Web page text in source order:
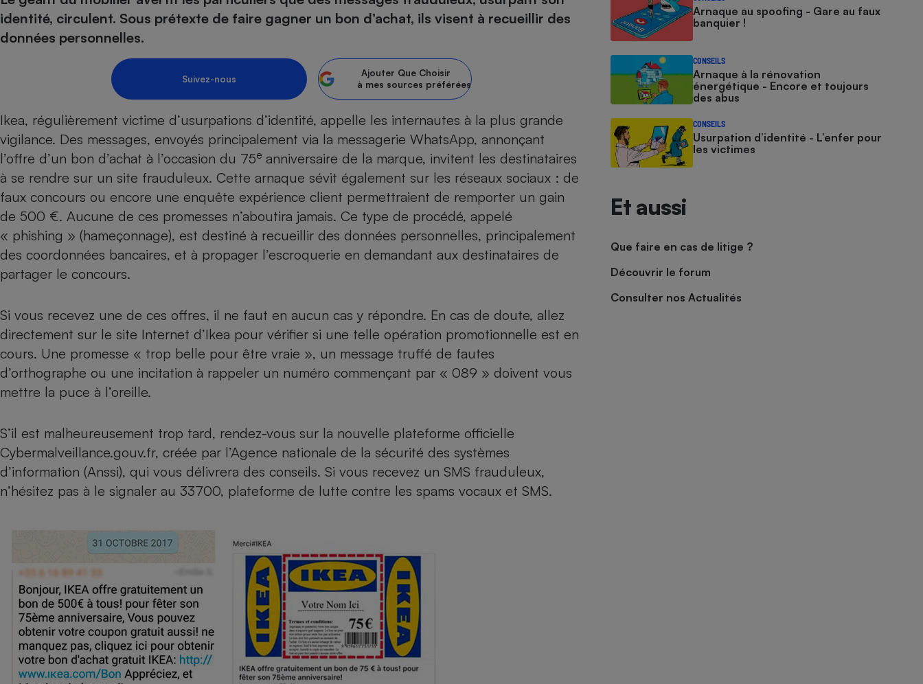
identité, circulent. Sous prétexte de faire gagner un bon d’achat, ils visent à recueillir des
données personnelles.
Suivez-nous
Ajouter Que Choisir
à mes sources préférées
Ikea, régulièrement victime d’usurpations d’identité, appelle les internautes à la plus grande
vigilance. Des messages, envoyés principalement via la messagerie WhatsApp, annonçant
l’offre d’un bon d’achat à l’occasion du 75e anniversaire de la marque, invitent les destinataires
à se rendre sur un site frauduleux. Cette arnaque sévit également sur les réseaux sociaux : de
faux concours ou encore une enquête expérience client permettraient de remporter un gain
de 500 €. Aucune de ces promesses n’aboutira jamais. Ce type de procédé, appelé
« phishing » (hameçonnage), est destiné à recueillir des données personnelles, principalement
des coordonnées bancaires, et à propager l’escroquerie en demandant aux destinataires de
partager le concours.
Si vous recevez une de ces offres, il ne faut en aucun cas y répondre. En cas de doute, allez
directement sur le site Internet d’Ikea pour vérifier si une telle opération promotionnelle est en
cours. Une promesse « trop belle pour être vraie », un message truffé de fautes
d’orthographe ou une incitation à rappeler un numéro commençant par « 089 » doivent vous
mettre la puce à l’oreille.
S’il est malheureusement trop tard, rendez-vous sur la nouvelle plateforme officielle
Cybermalveillance.gouv.fr, créée par l’Agence nationale de la sécurité des systèmes
d’information (Anssi), qui vous délivrera des conseils. Si vous recevez un SMS frauduleux,
n’hésitez pas à le signaler au 33700, plateforme de lutte contre les spams vocaux et SMS.
Arnaque au spoofing - Gare au faux
banquier !
CONSEILS
Arnaque à la rénovation
énergétique - Encore et toujours
des abus
CONSEILS
Usurpation d’identité - L’enfer pour
les victimes
Et aussi
Que faire en cas de litige ?
Découvrir le forum
Consulter nos Actualités
Nutrition
Produit alimentaire
Supermarché - Drive
Circuits courts et
alimentation locale
Complément
Foie gras
Champagne - Comment choisir une
bouteille de champagne
Banque - Crédit
Assurance auto
Contrôle technique - Réparation
Pièce détachée
Moto
Supermarché - Drive
Comparatif sèche-linge
Comparatif réfrigérateur-congélateur
Comparatif plaque à induction
Comparatif hotte aspirante
Comparatif climatiseur mobile
Comparatif aspirateur balai
Comparatif aspirateur traîneau
Comparatif cafetière automatique
Gros électroménager
Petit électroménager - Ustensile
Lave-linge
Électricité - Gaz
Panneaux
photovoltaïques
Comparatif smartphone
Comparatif casque audio
Comparatif barre de son
Comparatif imprimante multifonction
Comparatif ordinateur portable
Comparatif ultrabook
Comparatif tablette tactile
Internet
Téléphonie
Téléphone mobile -
Smartphone
Appareil photo
numérique
Comparatif nettoyeur haute
Comparatif tondeuse robot
Comparatif poêle à granulés
Comparatif radiateur électrique
Aménagement
Bricolage - Jardinage
Chauffage
Matelas Poêle à granulés
Radiateur électrique Électricité - Gaz
Comparateur mutuelle
Comparateur des devis d’opticiens
Hygiène - Beauté
Maladie - Médecine - Médicament
Système de santé - Complémentaire santé
Antimoustique
Maison de retraite
Puériculture - Produit
pour bébé
Choisir son fioul
Choisir son pellet
Comparateur assurance emprunteur
Energie Moins Chère Ensemble
Tous les comparateurs
Toutes les cartes interactives
Speedtest - Testez le débit de votre
connexion Internet
nous ?